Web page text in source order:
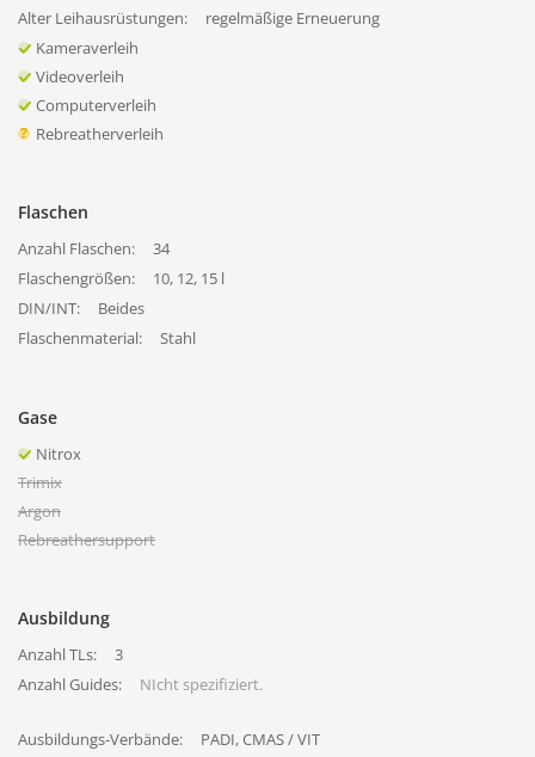
Alter Leihausrüstungen:
regelmäßige Erneuerung
Kameraverleih
Videoverleih
Computerverleih
Rebreatherverleih
Flaschen
Anzahl Flaschen:
34
Flaschengrößen:
10, 12, 15 l
DIN/INT:
Beides
Flaschenmaterial:
Stahl
Gase
Nitrox
Trimix
Argon
Rebreathersupport
Ausbildung
Anzahl TLs:
3
Anzahl Guides:
NIcht spezifiziert.
Ausbildungs-Verbände:
PADI, CMAS / VIT